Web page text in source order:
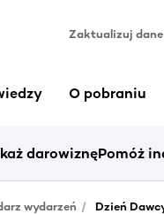
Zaktualizuj dane
O pobraniu
darowiznęPomóż
wydarzeń Dzień